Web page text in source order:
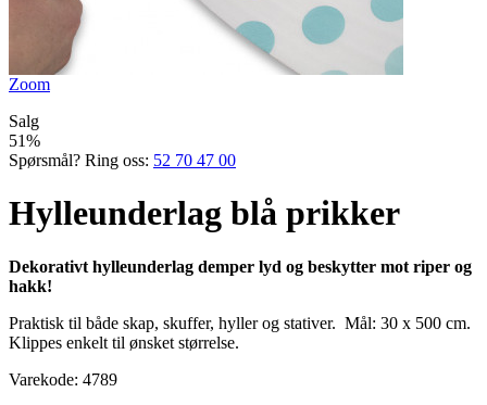
Zoom
Salg
51%
Spørsmål? Ring oss: 52 70 47 00
Hylleunderlag blå prikker
Dekorativt hylleunderlag demper lyd og beskytter mot riper og
hakk!
Praktisk til både skap, skuffer, hyller og stativer. Mål: 30 x 500 cm.
Klippes enkelt til ønsket størrelse.
Varekode: 4789